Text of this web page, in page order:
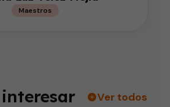
Maestros
Ver todos